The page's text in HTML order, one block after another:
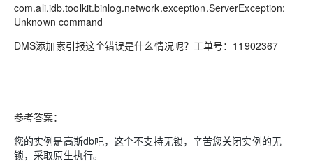
com.ali.idb.toolkit.binlog.network.exception.ServerException:
Unknown command
DMS添加索引报这个错误是什么情况呢？工单号：11902367
参考答案：
您的实例是高斯db吧，这个不支持无锁，辛苦您关闭实例的无
锁，采取原生执行。